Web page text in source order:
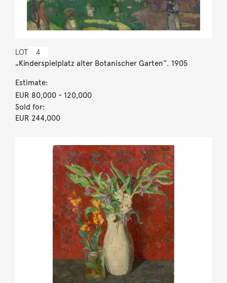
LOT 4
„Kinderspielplatz alter Botanischer Garten“. 1905
Estimate:
EUR 80,000- 120,000
Sold for:
EUR 244,000